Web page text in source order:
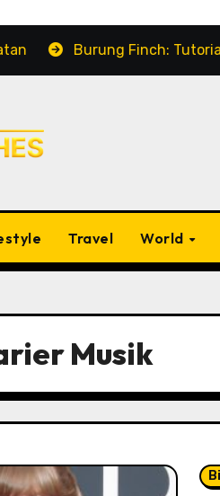
Burung Finch: Tutorial Cara
Travel World
Musik